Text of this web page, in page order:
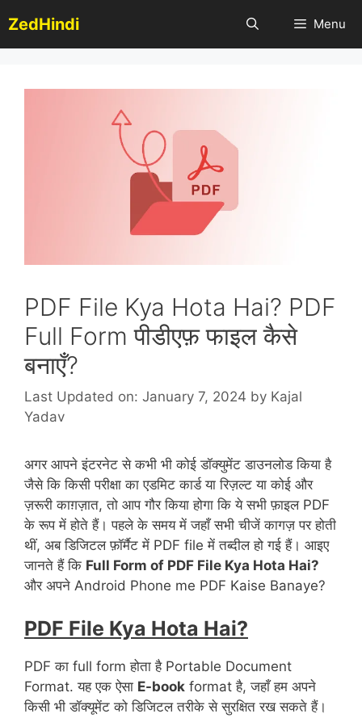
to
content
ZedHindi Menu
PDF File Kya Hota Hai? PDF
Full Form पीडीएफ़ फाइल कैसे
बनाएँ?
Last Updated on: January 7, 2024 by Kajal
Yadav
अगर आपने इंटरनेट से कभी भी कोई डॉक्युमेंट डाउनलोड किया है
जैसे कि किसी परीक्षा का एडमिट कार्ड या रिज़ल्ट या कोई और
ज़रूरी काग़ज़ात, तो आप गौर किया होगा कि ये सभी फ़ाइल PDF
के रूप में होते हैं। पहले के समय में जहाँ सभी चीजें कागज़ पर होती
थीं, अब डिजिटल फ़ॉर्मैट में PDF file में तब्दील हो गई हैं। आइए
जानते हैं कि Full Form of PDF File Kya Hota Hai?
और अपने Android Phone me PDF Kaise Banaye?
PDF File Kya Hota Hai?
PDF का full form होता है Portable Document
Format. यह एक ऐसा E-book format है, जहाँ हम अपने
किसी भी डॉक्यूमेंट को डिजिटल तरीके से सुरक्षित रख सकते हैं।